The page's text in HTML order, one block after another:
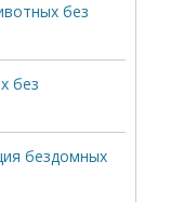
без
без
бездомных